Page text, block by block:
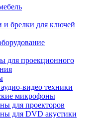
брелки для ключей
для проекционного
видео техники
микрофоны
для проекторов
для DVD акустики